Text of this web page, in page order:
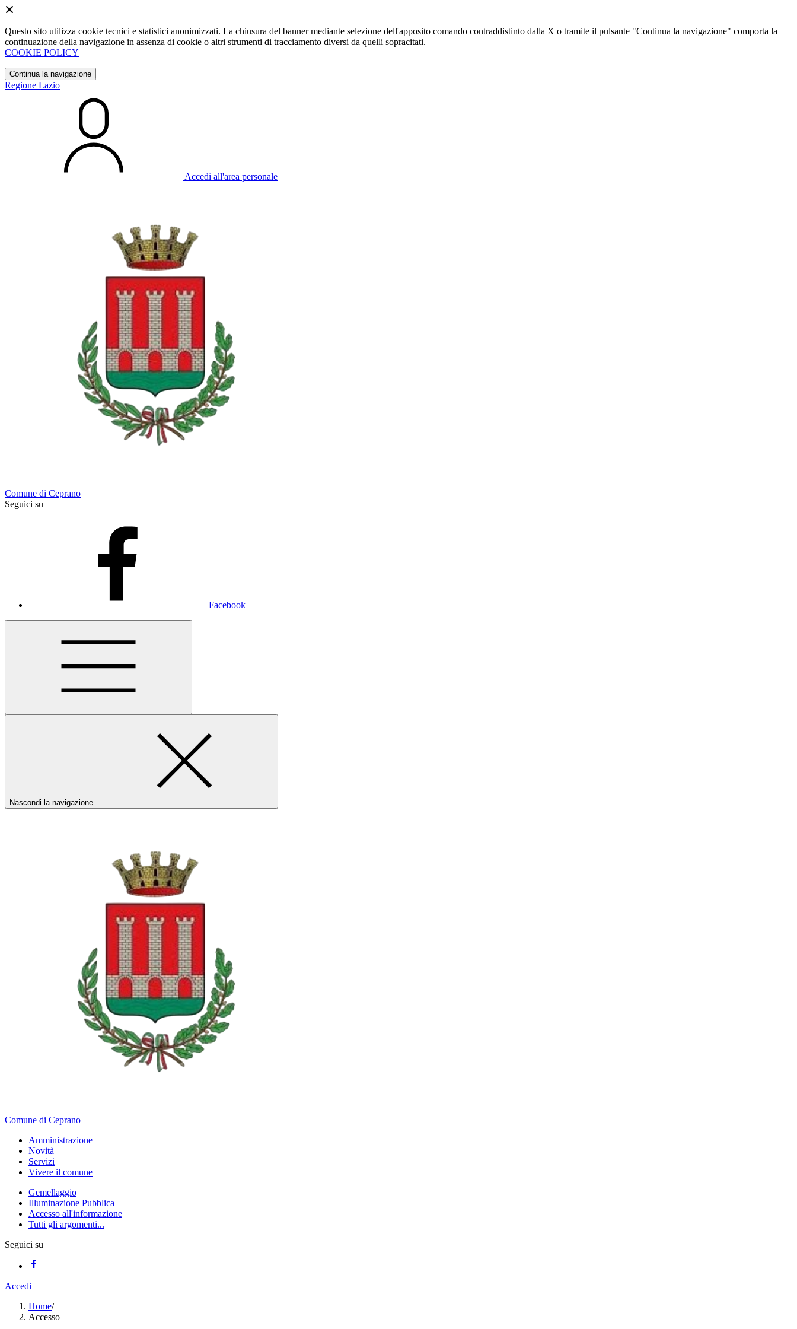
Questo sito utilizza cookie tecnici e statistici anonimizzati. La chiusura del banner mediante selezione dell'apposito comando contraddistinto dalla X o tramite il pulsante "Continua la navigazione" comporta la
continuazione della navigazione in assenza di cookie o altri strumenti di tracciamento diversi da quelli sopracitati.
COOKIE POLICY
Continua la navigazione
Regione Lazio
Accedi all'area personale
Comune di Ceprano
Seguici su
Facebook
Nascondi la navigazione
Comune di Ceprano
Amministrazione
Novità
Servizi
Vivere il comune
Gemellaggio
Illuminazione Pubblica
Accesso all'informazione
Tutti gli argomenti...
Seguici su
Accedi
Home/
Accesso